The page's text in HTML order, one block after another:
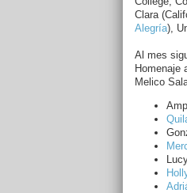
Clara
Alegría),
Al mes
Homenaje
Melico